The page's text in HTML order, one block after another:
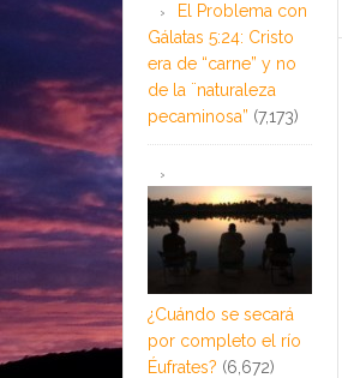
El Problema con
Gálatas 5:24: Cristo
era de “carne” y no
de la ¨naturaleza
pecaminosa” (7,173)
¿Cuándo se secará
por completo el río
Éufrates? (6,672)